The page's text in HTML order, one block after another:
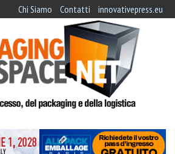
Chi Siamo Contatti innovativepress.eu